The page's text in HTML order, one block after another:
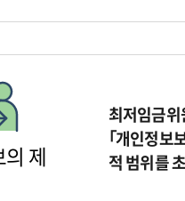
제
최저임금
｢개인정보
적 범위를